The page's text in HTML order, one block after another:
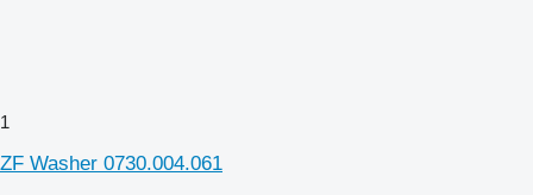
1
ZF Washer 0730.004.061